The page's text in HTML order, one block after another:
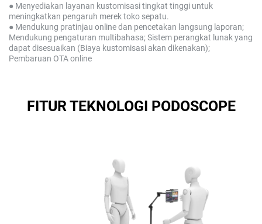
● Menyediakan layanan kustomisasi tingkat tinggi untuk
meningkatkan pengaruh merek toko sepatu.
● Mendukung pratinjau online dan pencetakan langsung laporan;
Mendukung pengaturan multibahasa; Sistem perangkat lunak yang
dapat disesuaikan (Biaya kustomisasi akan dikenakan);
Pembaruan OTA online
FITUR TEKNOLOGI PODOSCOPE